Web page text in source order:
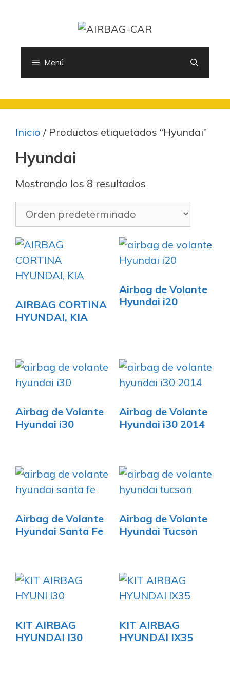
Menú
Inicio / Productos etiquetados “Hyundai”
Hyundai
Mostrando los 8 resultados
AIRBAG CORTINA
HYUNDAI, KIA
Airbag de Volante
Hyundai i20
Airbag de Volante
Hyundai i30
Airbag de Volante
Hyundai i30 2014
Airbag de Volante
Hyundai Santa Fe
Airbag de Volante
Hyundai Tucson
KIT AIRBAG
HYUNDAI I30
KIT AIRBAG
HYUNDAI IX35